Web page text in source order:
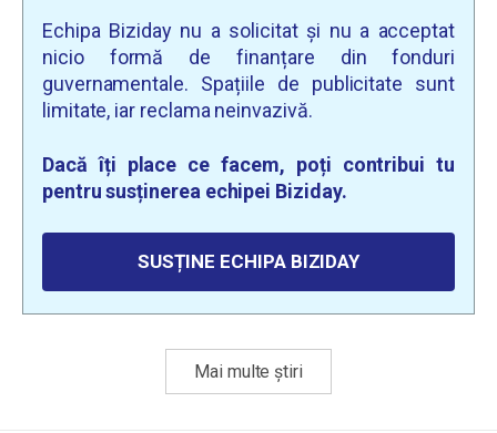
Echipa Biziday nu a solicitat și nu a acceptat
nicio formă de finanțare din fonduri
guvernamentale. Spațiile de publicitate sunt
limitate, iar reclama neinvazivă.
Dacă îți place ce facem, poți contribui tu
pentru susținerea echipei Biziday.
SUSȚINE ECHIPA BIZIDAY
Mai multe știri